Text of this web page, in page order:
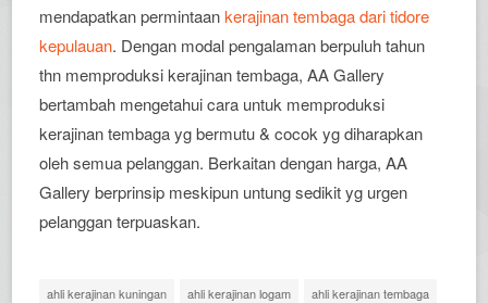
mendapatkan permintaankerajinan tembaga dari tidore
kepulauan. Dengan modal pengalaman berpuluh tahun
thn memproduksi kerajinan tembaga, AA Gallery
bertambah mengetahui cara untuk memproduksi
kerajinan tembaga yg bermutu & cocok yg diharapkan
oleh semua pelanggan. Berkaitan dengan harga, AA
Gallery berprinsip meskipun untung sedikit yg urgen
pelanggan terpuaskan.
ahli kerajinan kuningan ahli kerajinan logam ahli kerajinan tembaga